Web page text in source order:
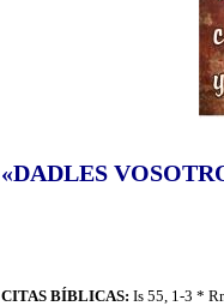
«DADLES
CITAS BÍBLICAS: Is 55, 1-3 *